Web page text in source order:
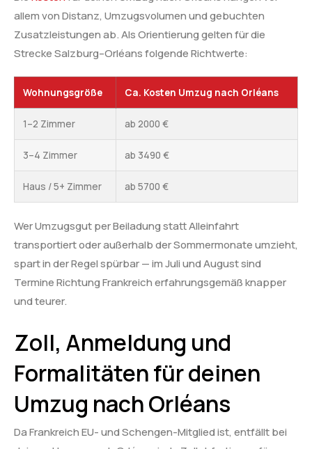
allem von Distanz, Umzugsvolumen und gebuchten
Zusatzleistungen ab. Als Orientierung gelten für die
Strecke Salzburg–Orléans folgende Richtwerte:
Wohnungsgröße Ca. Kosten Umzug nach Orléans
1–2 Zimmer ab 2000 €
3–4 Zimmer ab 3490 €
Haus / 5+ Zimmer ab 5700 €
Wer Umzugsgut per Beiladung statt Alleinfahrt
transportiert oder außerhalb der Sommermonate umzieht,
spart in der Regel spürbar — im Juli und August sind
Termine Richtung Frankreich erfahrungsgemäß knapper
und teurer.
Zoll, Anmeldung und
Formalitäten für deinen
Umzug nach Orléans
Da Frankreich EU- und Schengen-Mitglied ist, entfällt bei